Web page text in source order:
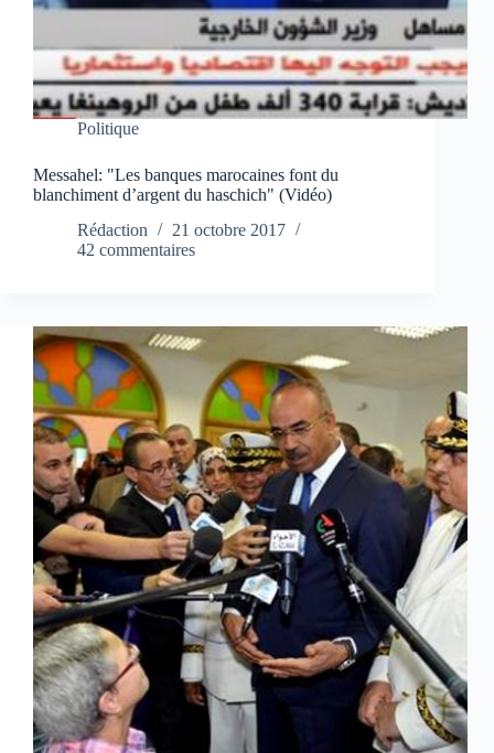
Politique
Messahel: "Les banques marocaines font du
blanchiment d’argent du haschich" (Vidéo)
Rédaction
21 octobre 2017
42 commentaires